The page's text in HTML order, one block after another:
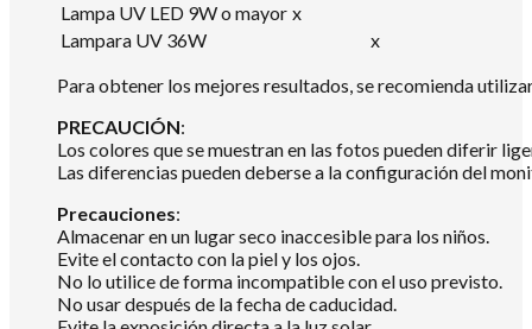
Lampa UV LED 9W o mayor x
Lampara UV 36W
x
Para obtener los mejores resultados, se recomienda
PRECAUCIÓN:
Los colores que se muestran en las fotos pueden diferir
Las diferencias pueden deberse a la configuración del
Precauciones:
Almacenar en un lugar seco inaccesible para los niños.
Evite el contacto con la piel y los ojos.
No lo utilice de forma incompatible con el uso previsto.
No usar después de la fecha de caducidad.